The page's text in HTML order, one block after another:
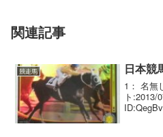
関連記事
競走馬 日本競
1： 名無
ト:2013/